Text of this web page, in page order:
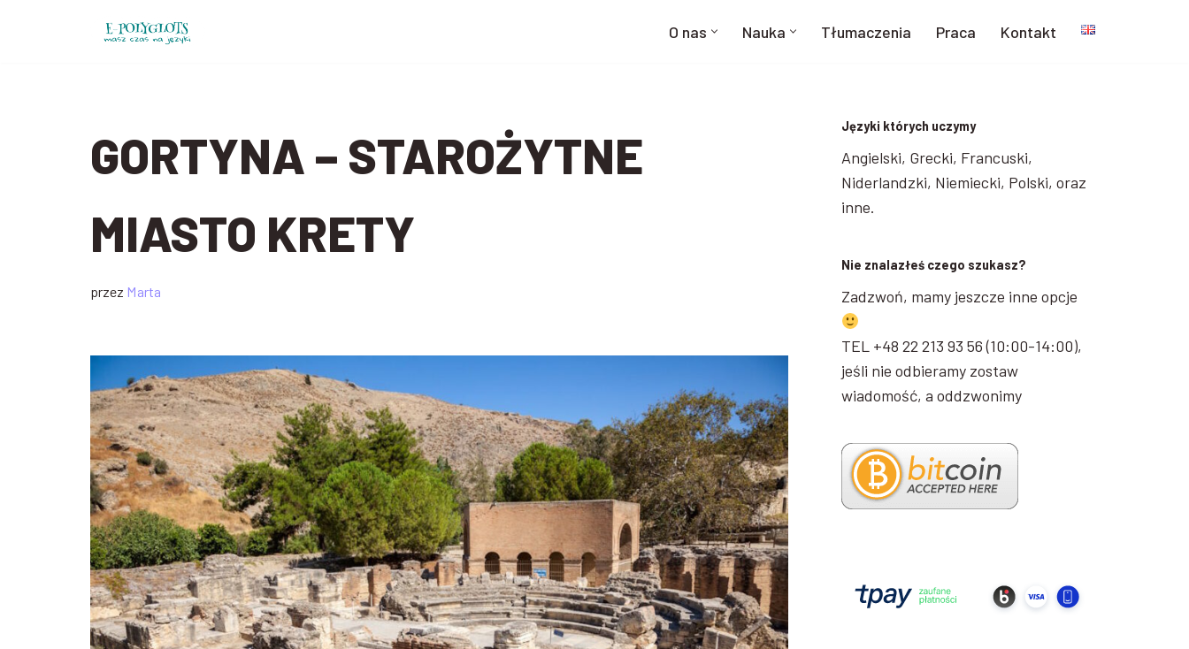
O nas Nauka Tłumaczenia Praca Kontakt
GORTYNA – STAROŻYTNE
MIASTO KRETY
przez Marta
Języki których uczymy
Angielski, Grecki, Francuski,
Niderlandzki, Niemiecki, Polski, oraz
inne.
Nie znalazłeś czego szukasz?
Zadzwoń, mamy jeszcze inne opcje
TEL +48 22 213 93 56 (10:00-14:00),
jeśli nie odbieramy zostaw
wiadomość, a oddzwonimy